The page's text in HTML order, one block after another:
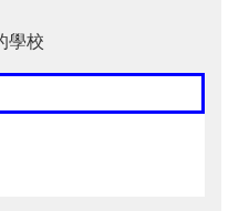
學校